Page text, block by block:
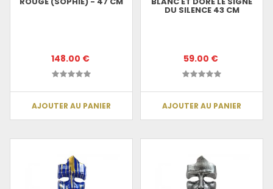
148.00 €
AJOUTER AU PANIER
DU SILENCE 43 CM
59.00 €
AJOUTER AU PANIER